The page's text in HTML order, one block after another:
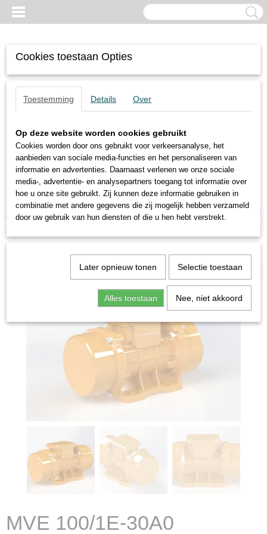
Inloggen Registreren
UW WINKELWAGEN
(0)
Home
MVE 100/1E-30A0
Cookies toestaan Opties
Toestemming Details Over
Op deze website worden cookies gebruikt
Cookies worden door ons gebruikt voor verkeersanalyse, het
aanbieden van sociale media-functies en het personaliseren van
informatie en advertenties. Daarnaast verlenen we onze sociale
media-, advertentie- en analysepartners toegang tot informatie over
hoe u onze site gebruikt. Zij kunnen deze informatie gebruiken in
combinatie met andere gegevens die zij mogelijk hebben verzameld
door uw gebruik van hun diensten of die u hen hebt verstrekt.
Later opnieuw tonen Selectie toestaan
Alles toestaan Nee, niet akkoord